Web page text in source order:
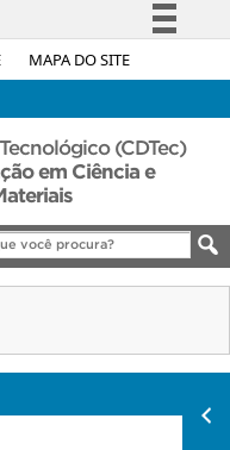
MAPA DO SITE
Simplifique!
Acesso à informação
Legislação
Canais
(CDTec)
em Ciência e